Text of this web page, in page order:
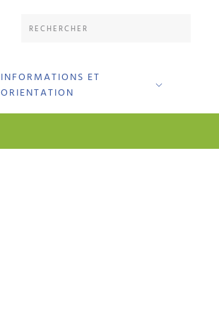
INFORMATIONS ET
ORIENTATION